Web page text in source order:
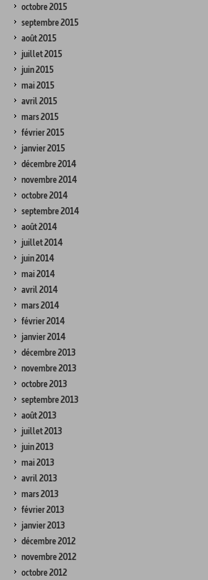
octobre 2015
septembre 2015
août 2015
juillet 2015
juin 2015
mai 2015
avril 2015
mars 2015
février 2015
janvier 2015
décembre 2014
novembre 2014
octobre 2014
septembre 2014
août 2014
juillet 2014
juin 2014
mai 2014
avril 2014
mars 2014
février 2014
janvier 2014
décembre 2013
novembre 2013
octobre 2013
septembre 2013
août 2013
juillet 2013
juin 2013
mai 2013
avril 2013
mars 2013
février 2013
janvier 2013
décembre 2012
novembre 2012
octobre 2012